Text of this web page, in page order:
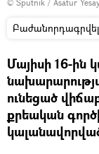
© Sputnik / Asatur
Բաժանորդագրվել
Մայիսի 16-
ունեցած
քրեական